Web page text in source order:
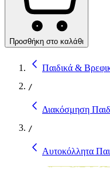
Προσθήκη στο καλάθι
Παιδικά &
/
Διακόσμηση
/
Αυτοκόλλητα